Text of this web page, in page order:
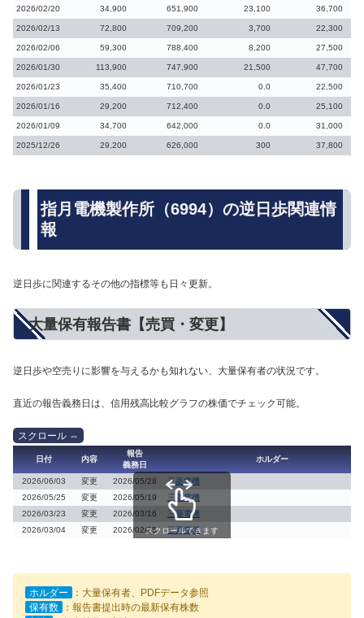
2026/02/20 34,900 651,900 23,100 36,700
2026/02/13 72,800 709,200 3,700 22,300
2026/02/06 59,300 788,400 8,200 27,500
2026/01/30 113,900 747,900 21,500 47,700
2026/01/23 35,400 710,700 0.0 22,500
2026/01/16 29,200 712,400 0.0 25,100
2026/01/09 34,700 642,000 0.0 31,000
2025/12/26 29,200 626,000 300 37,800
指月電機製作所（6994）の逆日歩関連情
報
逆日歩に関連するその他の指標等も日々更新。
大量保有報告書【売買・変更】
逆日歩や空売りに影響を与えるかも知れない、大量保有者の状況です。
直近の報告義務日は、信用残高比較グラフの株価でチェック可能。
日付 内容
報告
義務日
ホルダー
2026/06/03 変更 2026/05/28
三菱電機
2026/05/25
変更 2026/05/19
三菱電機
2026/03/23
変更 2026/03/16
三菱電機
2026/03/04
変更 2026/02/25 三菱電機
スクロールできます
ホルダー
：大量保有者、PDFデータ参照
保有数
：報告書提出時の最新保有株数